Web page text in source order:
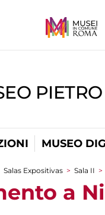
MUSEO
Salas Expositivas > Sala II >
a